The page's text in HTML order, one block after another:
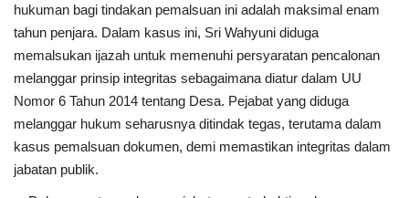
hukuman bagi tindakan pemalsuan ini adalah maksimal enam
tahun penjara. Dalam kasus ini, Sri Wahyuni diduga
memalsukan ijazah untuk memenuhi persyaratan pencalonan
melanggar prinsip integritas sebagaimana diatur dalam UU
Nomor 6 Tahun 2014 tentang Desa. Pejabat yang diduga
melanggar hukum seharusnya ditindak tegas, terutama dalam
kasus pemalsuan dokumen, demi memastikan integritas dalam
jabatan publik.